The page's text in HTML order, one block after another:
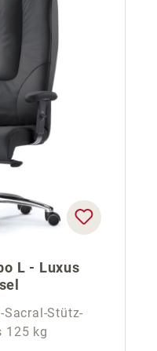
L - Luxus
Sacral-Stütz-
125 kg